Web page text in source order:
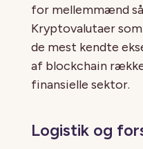
for mellemmænd
Kryptovalutaer
de mest kendte
af blockchain
finansielle sektor.
Logistik og